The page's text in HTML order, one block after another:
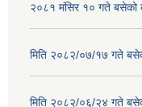
२०८१ मंसिर १० गते बसेको
मिति २०८२/०७/१७ गते
मिति २०८२/०६/२४ गते